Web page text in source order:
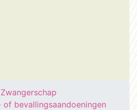
Zwangerschap
of bevallingsaandoeningen